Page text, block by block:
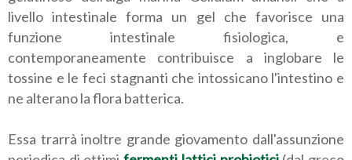
livello intestinale forma un gel che favorisce una
funzione intestinale fisiologica, e
contemporaneamente contribuisce a inglobare le
tossine e le feci stagnanti che intossicano l'intestino e
ne alterano la flora batterica.
Essa trarrà inoltre grande giovamento dall'assunzione